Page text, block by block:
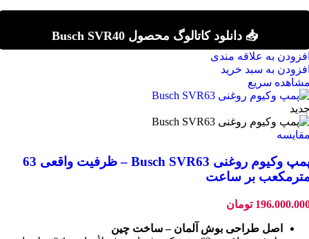
📥 دانلود کاتالوگ محصول Busch SVR40
به علاقه مندی
به سبد خرید
سریع
پمپ وکیوم روغنی Busch SVR63 – ظرفیت واقعی 63
بر ساعت
تومان
اصل طراحی بوش آلمان – ساخت چین